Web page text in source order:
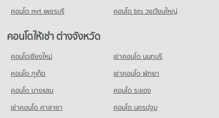
คอนโด mrt เพชรบุรี
คอนโด bts วงเวียนใหญ่
คอนโดให้เช่า ต่างจังหวัด
คอนโดเชียงใหม่
เช่าคอนโด นนทบุรี
คอนโด ภูเก็ต
เช่าคอนโด พัทยา
คอนโด บางแสน
คอนโด ระยอง
เช่าคอนโด ศาลายา
คอนโด นครปฐม